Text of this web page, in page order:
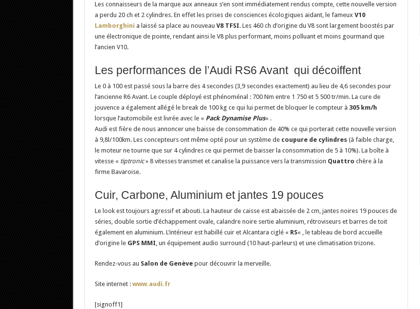
Les connaisseurs de la marque aux anneaux s’en sont immédiatement rendus compte, cette nouvelle version
a perdu 20 ch et 2 cylindres. En effet les prises de consciences écologiques aidant, le fameux V10
Lamborghini a laissé sa place au nouveau V8 TFSI. Les 460 ch d’origine du V8 sont largement boostés par
une électronique de pointe, rendant ainsi le V8 plus performant, moins polluant et moins gourmand que
l’ancien V10.
Les performances de l’Audi RS6 Avant qui décoiffent
Le 0 à 100 est passé sous la barre des 4 secondes (3,9 secondes exactement) au lieu de 4,6 secondes pour
l’ancienne R6 Avant. Le couple déployé est phénoménal : 700 Nm entre 1 750 et 5 500 tr/min. La cure de
jouvence a également allégé le break de 100 kg ce qui lui permet de bloquer le compteur à 305 km/h
lorsque l’automobile est livrée avec le « Pack Dynamise Plus« .
Audi est fière de nous annoncer une baisse de consommation de 40% ce qui porterait cette nouvelle version
à 9,8l/100km. Les concepteurs ont même opté pour un système de coupure de cylindres (à faible charge,
le moteur ne tourne que sur 4 cylindres ce qui permet de baisser la consommation de 5 à 10%). La boîte à
vitesse « tiptronic» 8 vitesses transmet et canalise la puissance vers la transmission Quattro chère à la
firme Bavaroise.
Cuir, Carbone, Aluminium et jantes 19 pouces
Le look est toujours agressif et abouti. La hauteur de caisse est abaissée de 2 cm, jantes noires 19 pouces de
séries, double sortie d’échappement ovale, calandre noire sertie aluminium, rétroviseurs et barres de toit
également en aluminium. L’intérieur est habillé cuir et Alcantara ciglé « RS« , le tableau de bord accueille
d’origine le GPS MMI, un équipement audio surround (10 haut-parleurs) et une climatisation trizone.
Rendez-vous au Salon de Genèvepour découvrir la merveille.
Site internet : www.audi.fr
[signoff1]